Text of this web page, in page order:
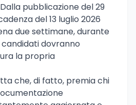
pubblicazione del 29
del 13 luglio 2026
due settimane, durante
dovranno
la propria
che, di fatto, premia chi